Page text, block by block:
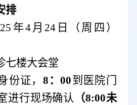
排
年4月24日（周四）
七楼大会堂
份证， 8：00到 医院门
进行现场确认 （8:00未